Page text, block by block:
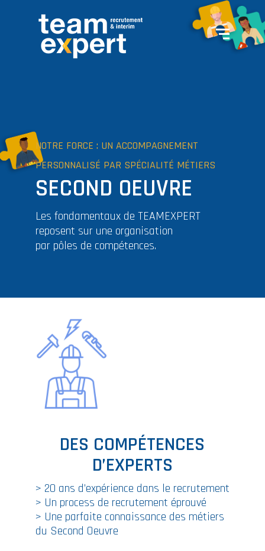
NOTRE FORCE : UN ACCOMPAGNEMENT
PERSONNALISÉ PAR SPÉCIALITÉ MÉTIERS
SECOND OEUVRE
Les fondamentaux de TEAMEXPERT
reposent sur une organisation
par pôles de compétences.
DES COMPÉTENCES
D’EXPERTS
> 20 ans d’expérience dans le recrutement
> Un process de recrutement éprouvé
> Une parfaite connaissance des métiers
du Second Oeuvre